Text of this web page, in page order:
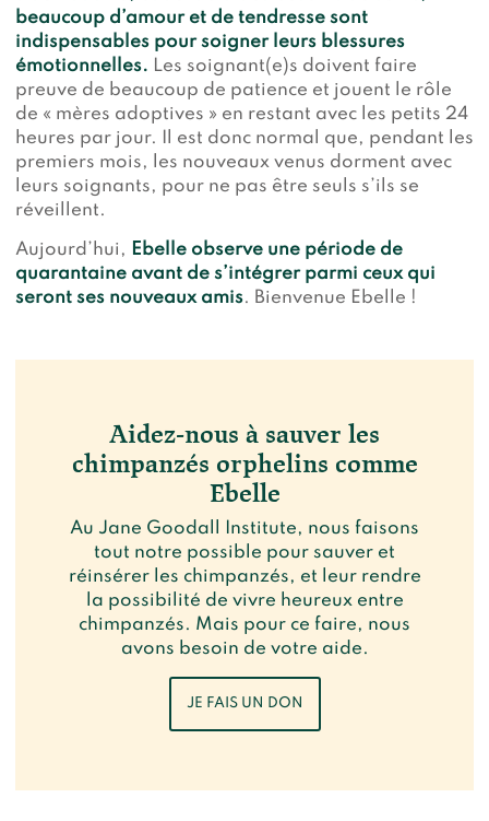
beaucoup d’amour et de tendresse sont
indispensables pour soigner leurs blessures
émotionnelles. Les soignant(e)s doivent faire
preuve de beaucoup de patience et jouent le rôle
de « mères adoptives » en restant avec les petits 24
heures par jour. Il est donc normal que, pendant les
premiers mois, les nouveaux venus dorment avec
leurs soignants, pour ne pas être seuls s’ils se
réveillent.
Aujourd’hui, Ebelle observe une période de
quarantaine avant de s’intégrer parmi ceux qui
seront ses nouveaux amis. Bienvenue Ebelle !
Aidez-nous à sauver les
chimpanzés orphelins comme
Ebelle
Au Jane Goodall Institute, nous faisons
tout notre possible pour sauver et
réinsérer les chimpanzés, et leur rendre
la possibilité de vivre heureux entre
chimpanzés. Mais pour ce faire, nous
avons besoin de votre aide.
JE FAIS UN DON